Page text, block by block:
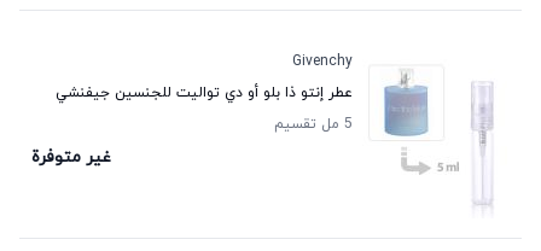
Givenchy
عطر إنتو ذا بلو أو دي تواليت للجنسين جيفنشي
5 مل تقسيم
غير متوفرة